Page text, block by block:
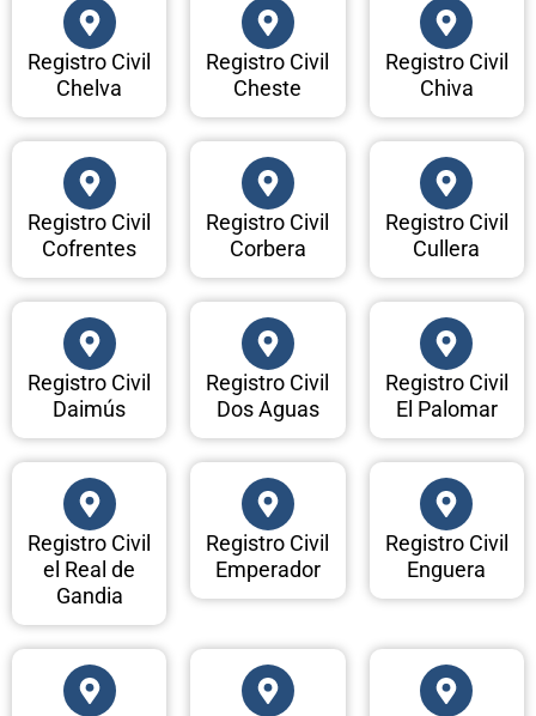
Registro Civil
Chelva
Registro Civil
Cheste
Registro Civil
Chiva
Registro Civil
Cofrentes
Registro Civil
Corbera
Registro Civil
Cullera
Registro Civil
Daimús
Registro Civil
Dos Aguas
Registro Civil
El Palomar
Registro Civil
el Real de
Gandia
Registro Civil
Emperador
Registro Civil
Enguera